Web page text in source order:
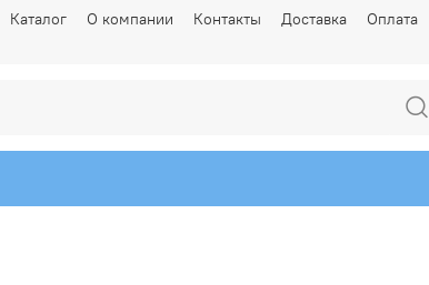
Каталог О компании Контакты Доставка Оплата